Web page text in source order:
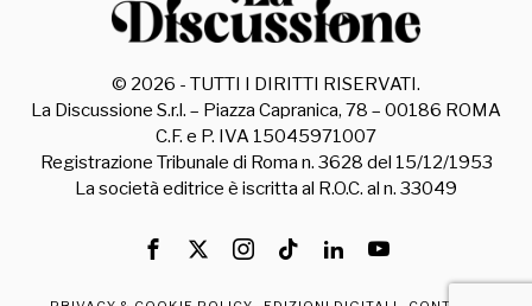
© 2026 - TUTTI I DIRITTI RISERVATI.
La Discussione S.r.l. – Piazza Capranica, 78 – 00186 ROMA
C.F. e P. IVA 15045971007
Registrazione Tribunale di Roma n. 3628 del 15/12/1953
La società editrice è iscritta al R.O.C. al n. 33049